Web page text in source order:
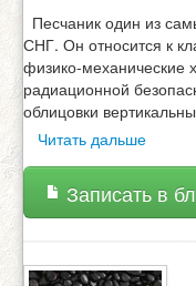
Песчаник один из
СНГ. Он относится к
физико-механические
радиационной
облицовки
Читать дальше
Записать в